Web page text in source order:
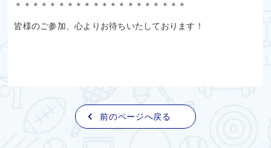
＊＊＊＊＊＊＊＊＊＊＊＊＊＊＊＊＊＊＊＊
皆様のご参加、心よりお待ちいたしております！
前のページへ戻る